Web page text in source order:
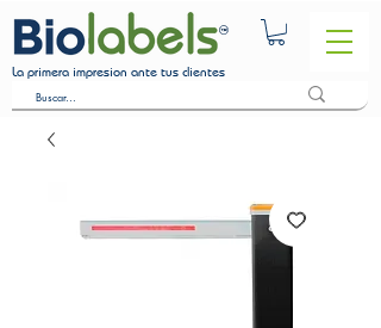
La primera impresion ante tus clientes